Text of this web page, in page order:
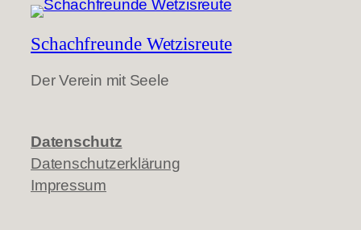
Schachfreunde Wetzisreute
Der Verein mit Seele
Datenschutz
Datenschutzerklärung
Impressum